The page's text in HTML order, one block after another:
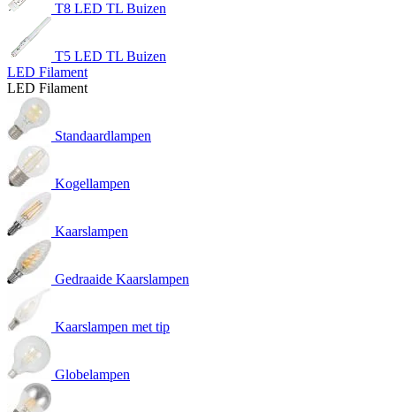
T8 LED TL Buizen
T5 LED TL Buizen
LED Filament
LED Filament
Standaardlampen
Kogellampen
Kaarslampen
Gedraaide Kaarslampen
Kaarslampen met tip
Globelampen